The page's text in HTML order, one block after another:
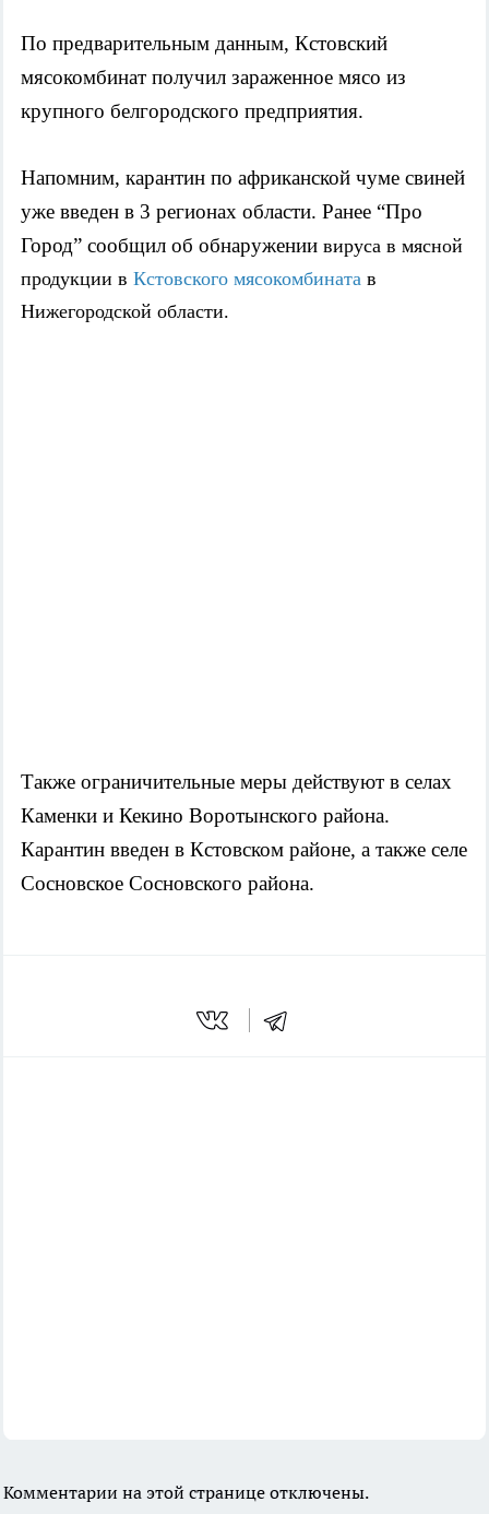
По предварительным данным, Кстовский
мясокомбинат получил зараженное мясо из
крупного белгородского предприятия.
Напомним, карантин по африканской чуме свиней
уже введен в 3 регионах области. Ранее “Про
Город” сообщил об обнаружении вируса в мясной
продукции в Кстовского мясокомбината в
Нижегородской области.
Также ограничительные меры действуют в селах
Каменки и Кекино Воротынского района.
Карантин введен в Кстовском районе, а также селе
Сосновское Сосновского района.
Комментарии на этой странице отключены.